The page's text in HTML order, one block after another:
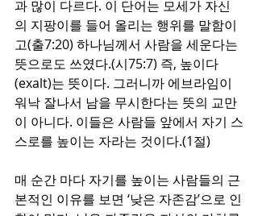
과 많이 다르다. 이 단어는 모세가 자신
의 지팡이를 들어 올리는 행위를 말함이
고(출7:20) 하나님께서 사람을 세운다는
뜻으로도 쓰였다.(시75:7) 즉, 높이다
(exalt)는 뜻이다. 그러니까 에브라임이
워낙 잘나서 남을 무시한다는 뜻의 교만
이 아니다. 이들은 사람들 앞에서 자기 스
스로를 높이는 자라는 것이다.(1절)
매 순간 마다 자기를 높이는 사람들의 근
본적인 이유를 보면 ‘낮은 자존감’으로 인